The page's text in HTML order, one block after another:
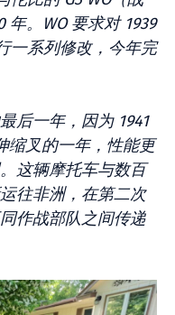
年。WO 要求对 1939
一系列修改，今年完
后一年，因为 1941
缩叉的一年，性能更
这辆摩托车与数百
往非洲，在第二次
作战部队之间传递